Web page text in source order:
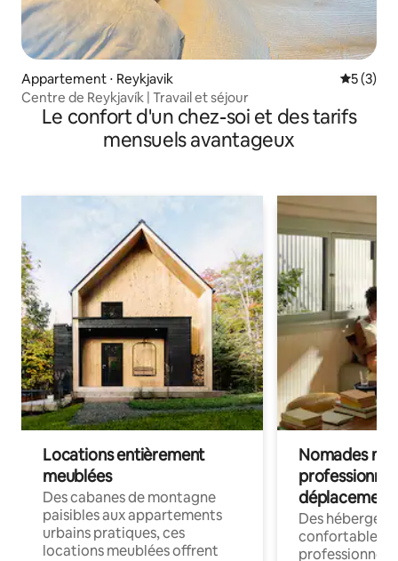
Appartement ⋅ Reykjavik
5 (3)
Centre de Reykjavík | Travail et séjour
Le confort d'un chez-soi et des tarifs
mensuels avantageux
Locations entièrement
meublées
Des cabanes de montagne
paisibles aux appartements
urbains pratiques, ces
locations meublées offrent
Nomades
déplacement
Des
confortables
professionnels